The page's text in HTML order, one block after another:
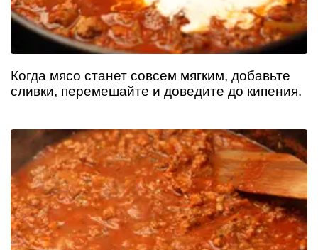
Когда мясо станет совсем мягким, добавьте
сливки, перемешайте и доведите до кипения.